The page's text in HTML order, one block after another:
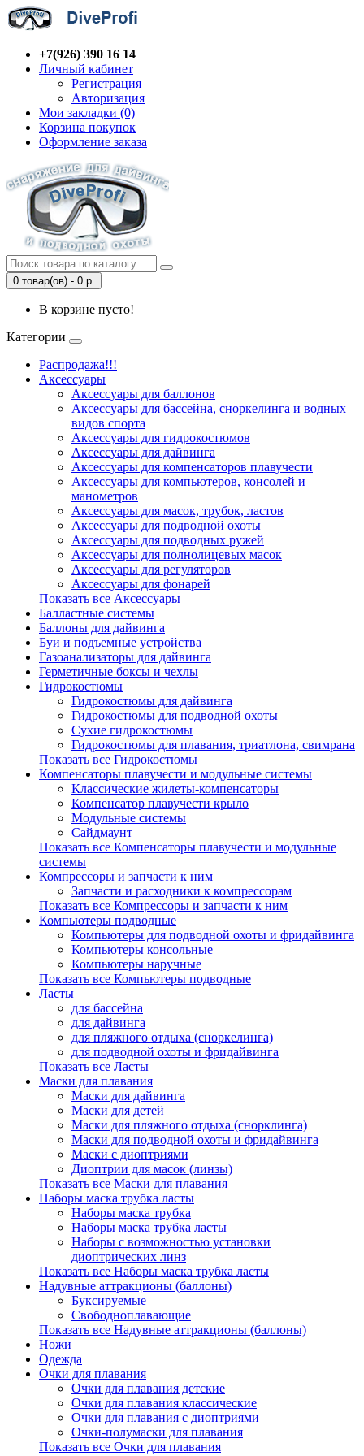
+7(926) 390 16 14
Личный кабинет
Регистрация
Авторизация
Мои закладки (0)
Корзина покупок
Оформление заказа
0 товар(ов) - 0 р.
В корзине пусто!
Категории
Распродажа!!!
Аксессуары
Аксессуары для баллонов
Аксессуары для бассейна, сноркелинга и водных
видов спорта
Аксессуары для гидрокостюмов
Аксессуары для дайвинга
Аксессуары для компенсаторов плавучести
Аксессуары для компьютеров, консолей и
манометров
Аксессуары для масок, трубок, ластов
Аксессуары для подводной охоты
Аксессуары для подводных ружей
Аксессуары для полнолицевых масок
Аксессуары для регуляторов
Аксессуары для фонарей
Показать все Аксессуары
Балластные системы
Баллоны для дайвинга
Буи и подъемные устройства
Газоанализаторы для дайвинга
Герметичные боксы и чехлы
Гидрокостюмы
Гидрокостюмы для дайвинга
Гидрокостюмы для подводной охоты
Сухие гидрокостюмы
Гидрокостюмы для плавания, триатлона, свимрана
Показать все Гидрокостюмы
Компенсаторы плавучести и модульные системы
Классические жилеты-компенсаторы
Компенсатор плавучести крыло
Модульные системы
Сайдмаунт
Показать все Компенсаторы плавучести и модульные
системы
Компрессоры и запчасти к ним
Запчасти и расходники к компрессорам
Показать все Компрессоры и запчасти к ним
Компьютеры подводные
Компьютеры для подводной охоты и фридайвинга
Компьютеры консольные
Компьютеры наручные
Показать все Компьютеры подводные
Ласты
для бассейна
для дайвинга
для пляжного отдыха (сноркелинга)
для подводной охоты и фридайвинга
Показать все Ласты
Маски для плавания
Маски для дайвинга
Маски для детей
Маски для пляжного отдыха (снорклинга)
Маски для подводной охоты и фридайвинга
Маски с диоптриями
Диоптрии для масок (линзы)
Показать все Маски для плавания
Наборы маска трубка ласты
Наборы маска трубка
Наборы маска трубка ласты
Наборы с возможностью установки
диоптрических линз
Показать все Наборы маска трубка ласты
Надувные аттракционы (баллоны)
Буксируемые
Свободноплавающие
Показать все Надувные аттракционы (баллоны)
Ножи
Одежда
Очки для плавания
Очки для плавания детские
Очки для плавания классические
Очки для плавания с диоптриями
Очки-полумаски для плавания
Показать все Очки для плавания